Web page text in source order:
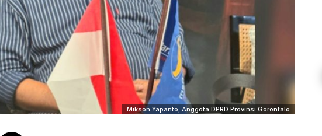
Mikson Yapanto, Anggota DPRD Provinsi Gorontalo